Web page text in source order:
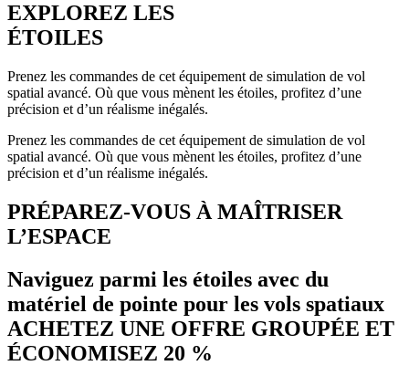
EXPLOREZ LES
ÉTOILES
Prenez les commandes de cet équipement de simulation de vol
spatial avancé. Où que vous mènent les étoiles, profitez d’une
précision et d’un réalisme inégalés.
Prenez les commandes de cet équipement de simulation de vol
spatial avancé. Où que vous mènent les étoiles, profitez d’une
précision et d’un réalisme inégalés.
PRÉPAREZ-VOUS À MAÎTRISER
L’ESPACE
Naviguez parmi les étoiles avec du
matériel de pointe pour les vols spatiaux
ACHETEZ UNE OFFRE GROUPÉE ET
ÉCONOMISEZ 20 %